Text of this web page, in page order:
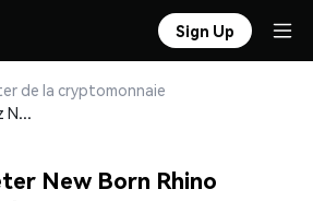
Sign Up
de la cryptomonnaie
Achetez et stockez New Born Rhino (LAKKHI) en toute sécurité
New Born Rhino